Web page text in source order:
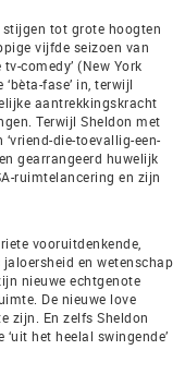
stijgen tot grote hoogten
vijfde seizoen van
comedy’ (New York
fase’ in, terwijl
aantrekkingskracht
Terwijl Sheldon met
die-toevallig-een-
gearrangeerd huwelijk
ruimtelancering en zijn
vooruitdenkende,
en wetenschap
nieuwe echtgenote
De nieuwe love
zijn. En zelfs Sheldon
het heelal swingende’